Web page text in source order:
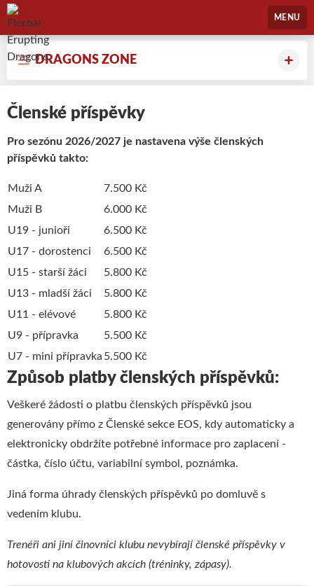
Florbal Erupting Dragons
MENU
DRAGONS ZONE
Členské příspěvky
Pro sezónu 2026/2027 je nastavena výše členských
příspěvků takto:
Muži A
7.500 Kč
Muži B
6.000 Kč
U19 - junioři
6.500 Kč
U17 - dorostenci
6.500 Kč
U15 - starší žáci
5.800 Kč
U13 - mladší žáci
5.800 Kč
U11 - elévové
5.800 Kč
U9 - přípravka
5.500 Kč
U7 - mini přípravka 5.500 Kč
Způsob platby členských příspěvků:
Veškeré žádosti o platbu členských příspěvků jsou
generovány přímo z Členské sekce EOS, kdy automaticky a
elektronicky obdržíte potřebné informace pro zaplacení -
částka, číslo účtu, variabilní symbol, poznámka.
Jiná forma úhrady členských příspěvků po domluvě s
vedením klubu.
Trenéři ani jiní činovníci klubu nevybírají členské příspěvky v
hotovosti na klubových akcích (tréninky, zápasy).